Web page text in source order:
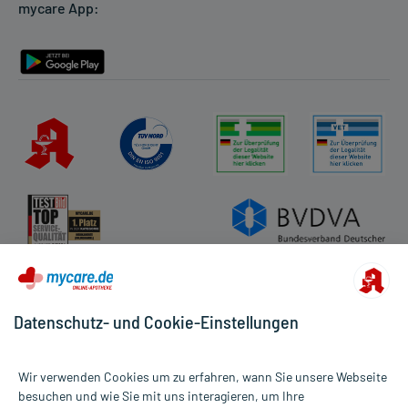
Rückgabe/Widerruf
mycare App:
Datenschutz- und Cookie-Einstellungen
Wir verwenden Cookies um zu erfahren, wann Sie unsere Webseite
besuchen und wie Sie mit uns interagieren, um Ihre